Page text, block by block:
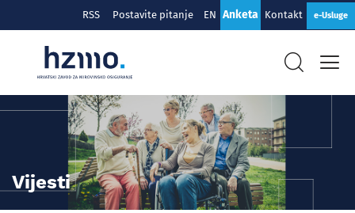
RSS Postavite pitanje EN Anketa Kontakt e-Usluge
Vijesti